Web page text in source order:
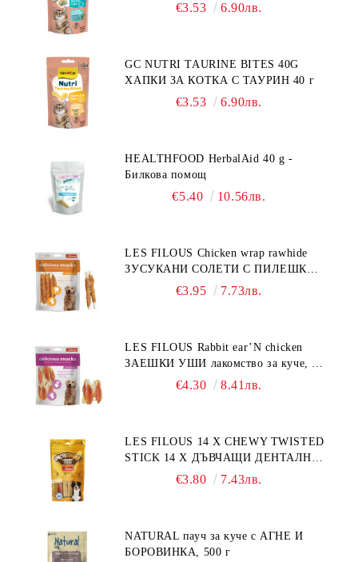
€3.53 6.90лв.
GC NUTRI TAURINE BITES 40G
ХАПКИ ЗА КОТКА С ТАУРИН 40 г
€3.53 6.90лв.
HEALTHFOOD HerbalAid 40 g -
Билкова помощ
€5.40 10.56лв.
LES FILOUS Chicken wrap rawhide
ЗУСУКАНИ СОЛЕТИ С ПИЛЕШКО,
лакомство за куче, 100 г
€3.95 7.73лв.
LES FILOUS Rabbit ear’N chicken
ЗАЕШКИ УШИ лакомство за куче, 50
€4.30 8.41лв.
LES FILOUS 14 X CHEWY TWISTED
STICK 14 X ДЪВЧАЩИ ДЕНТАЛНИ
СОЛЕТИ за куче, УВИТИ
€3.80 7.43лв.
NATURAL пауч за куче с АГНЕ И
БОРОВИНКА, 500 г